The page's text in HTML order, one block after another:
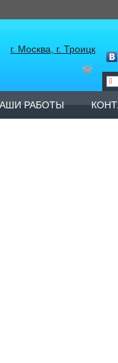
г. Москва, г. Троицк
РАБОТЫ